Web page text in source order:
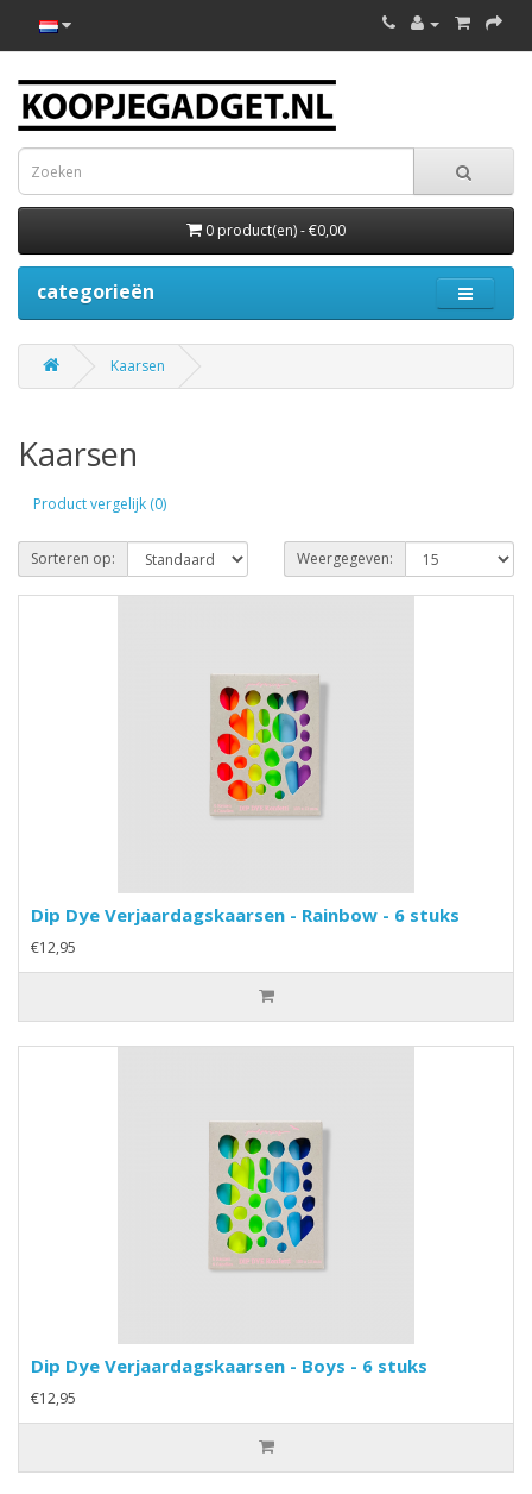
0 product(en) - €0,00
categorieën
Kaarsen
Kaarsen
Product vergelijk (0)
Sorteren op: Weergegeven:
Dip Dye Verjaardagskaarsen - Rainbow - 6 stuks
€12,95
Dip Dye Verjaardagskaarsen - Boys - 6 stuks
€12,95